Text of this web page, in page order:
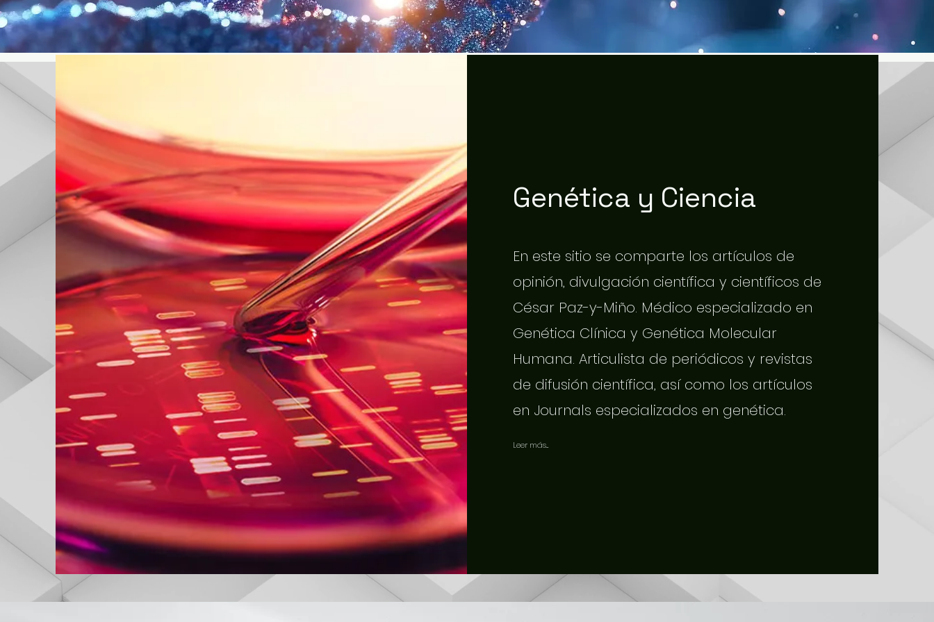
Genética y Ciencia
En este sitio se comparte los artículos de
opinión, divulgación científica y científicos de
César Paz-y-Miño. Médico especializado en
Genética Clínica y Genética Molecular
Humana. Articulista de periódicos y revistas
de difusión científica, así como los artículos
en Journals especializados en genética.
Leer más...